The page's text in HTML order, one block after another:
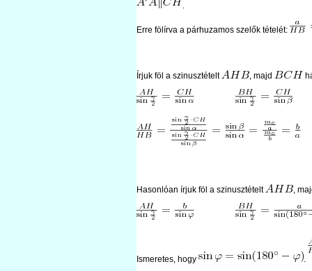
.
Erre fölírva a párhuzamos szelők tételét:
Írjuk föl a szinusztételt , majd
Hasonlóan írjuk föl a szinusztételt ,
Ismeretes, hogy